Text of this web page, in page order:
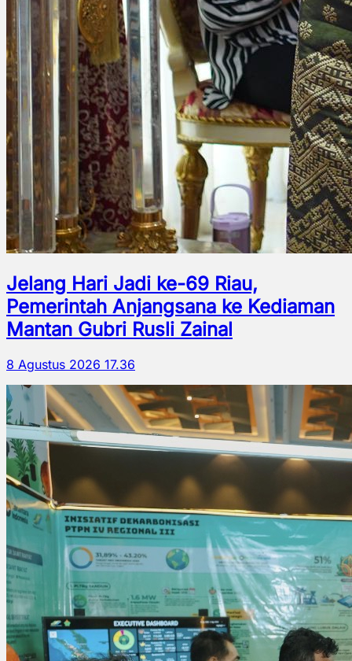
Jelang Hari Jadi ke-69 Riau,
Pemerintah Anjangsana ke Kediaman
Mantan Gubri Rusli Zainal
8 Agustus 2026 17.36